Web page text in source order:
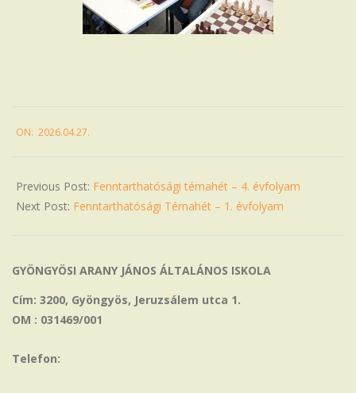
04-
ON: 2026.04.27.
Previous Post: Fenntarthatósági témahét – 4. évfolyam
Next Post: Fenntarthatósági Témahét – 1. évfolyam
GYÖNGYÖSI ARANY JÁNOS ÁLTALÁNOS ISKOLA
Cím: 3200, Gyöngyös, Jeruzsálem utca 1.
OM : 031469/001
Telefon: